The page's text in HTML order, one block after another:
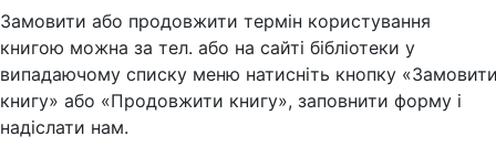
Замовити або продовжити термін користування
книгою можна за тел. або на сайті бібліотеки у
випадаючому списку меню натисніть кнопку
книгу» або «Продовжити книгу», заповнити форму і
надіслати нам.